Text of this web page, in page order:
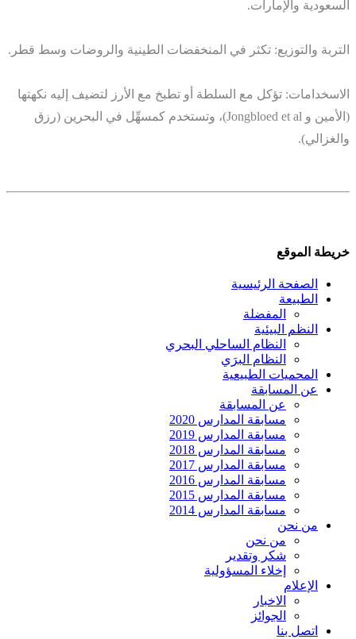
السعودية والإمارات.
التربة والتوزيع: تكثر في المنخفضات الطينية والروضات وسط قطر.
الاسخدامات: تؤكل مع السلطة أو تطبخ مع الأرز لتضيف إليه نكهتها
(الأمين و Jongbloed et al)، وتستخدم كمسهِّل في البحرين (رزق
والغزالي).
خريطة الموقع
الصفحة الرئيسية
الطبيعة
المفضلة
النظم البيئية
النظام الساحلي البحري
النظام البرَي
المحميات الطبيعية
عن المسابقة
عن المسابقة
مسابقة المدارس 2020
مسابقة المدارس 2019
مسابقة المدارس 2018
مسابقة المدارس 2017
مسابقة المدارس 2016
مسابقة المدارس 2015
مسابقة المدارس 2014
من نحن
من نحن
شكر وتقدير
إخلاء المسؤولية
الإعلام
الاخبار
الجوائز
اتصل بنا